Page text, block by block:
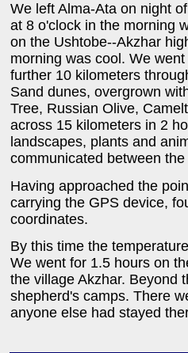
We left Alma-Ata on night
at 8 o'clock in the morning
on the Ushtobe--Akzhar
morning was cool. We
further 10 kilometers
Sand dunes, overgrown
Tree, Russian Olive,
across 15 kilometers in 2
landscapes, plants and
communicated between
Having approached the
carrying the GPS device,
coordinates.
By this time the
We went for 1.5 hours on
the village Akzhar. Beyond
shepherd's camps. There
anyone else had stayed